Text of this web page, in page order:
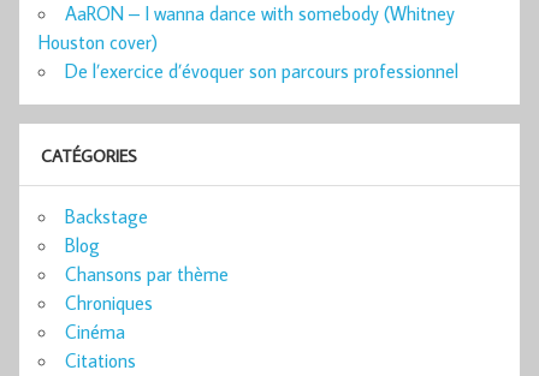
AaRON – I wanna dance with somebody (Whitney
Houston cover)
De l’exercice d’évoquer son parcours professionnel
CATÉGORIES
Backstage
Blog
Chansons par thème
Chroniques
Cinéma
Citations